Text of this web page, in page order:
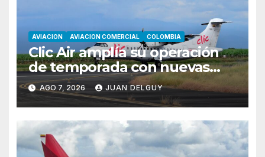
AVIACION AVIACION COMERCIAL COLOMBIA
Clic Air amplía su operación
de temporada con nuevas
rutas hacia Cartagena y Tolú
AGO 7, 2026 JUAN DELGUY